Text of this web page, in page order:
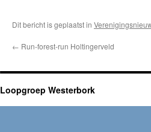
Dit bericht is geplaatst in
← Run-forest-run Holtingerveld
Loopgroep Westerbork